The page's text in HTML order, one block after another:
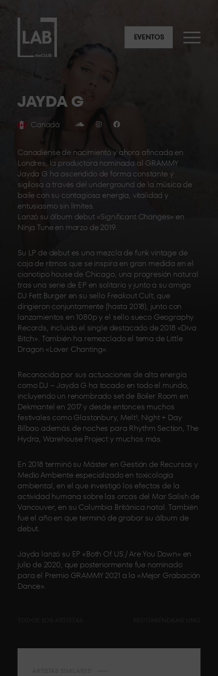
EVENTOS
JAYDA G
Canadá
Canadiense de nacimiento y ahora afincada en
Londres, la productora nominada al GRAMMY
Jayda G ha ascendido de forma constante y
sigilosa a través del underground de la música de
baile con su contagiosa energía, vitalidad y
entusiasmo sin límites.
Lanzó su álbum debut «Significant Changes» en
Ninja Tune en marzo de 2019.
Su LP de debut es una mezcla de funk vintage de
caja de ritmos que se inspira en gran medida en el
cianotipo house de Chicago, una progresión natural
tras una serie de EP en solitario y junto a su amigo
DJ Fett Burger en su sello Freakout Cult, que
dirigieron conjuntamente (hasta 2018), junto con
lanzamientos en 1080p y el sello sueco Geography
Records, incluido el single destacado de 2018 «Diva
Bitch». También ha remezclado el tema de Little
Dragon «Lover Chanting».
Reconocida por sus actuaciones de alta energía
como DJ – Jayda G ha tocado en todo el mundo,
incluyendo un renombrado set de Boiler Room en
Dekmantel en 2017 y desde entonces muchos
festivales como Glastonbury, Melt!, Night + Day
Bilbao además de noches para Rhythm Section, The
Hydra, Warehouse Project y muchos más.
En 2018 terminó su Máster en Gestión de Recursos y
Medio Ambiente especializado en toxicología
ambiental, en el que investigó los efectos de la
actividad humana sobre las orcas del Mar Salish de
Vancouver, en su Columbia Británica natal. También
fue el año en que terminó de grabar su álbum de
debut.
Jayda lanzó su EP «Both Of US / Are You Down» en
julio de 2020, que posteriormente fue nominado
para el Premio GRAMMY 2021 a la «Mejor Grabación
Dance».